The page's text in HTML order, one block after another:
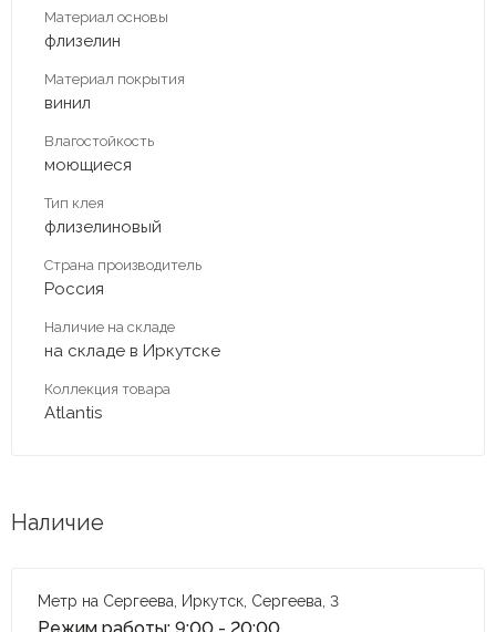
Материал основы
флизелин
Материал покрытия
винил
Влагостойкость
моющиеся
Тип клея
флизелиновый
Страна производитель
Россия
Наличие на складе
на складе в Иркутске
Коллекция товара
Atlantis
Наличие
Метр на Сергеева, Иркутск, Сергеева, 3
Режим работы: 9:00 - 20:00